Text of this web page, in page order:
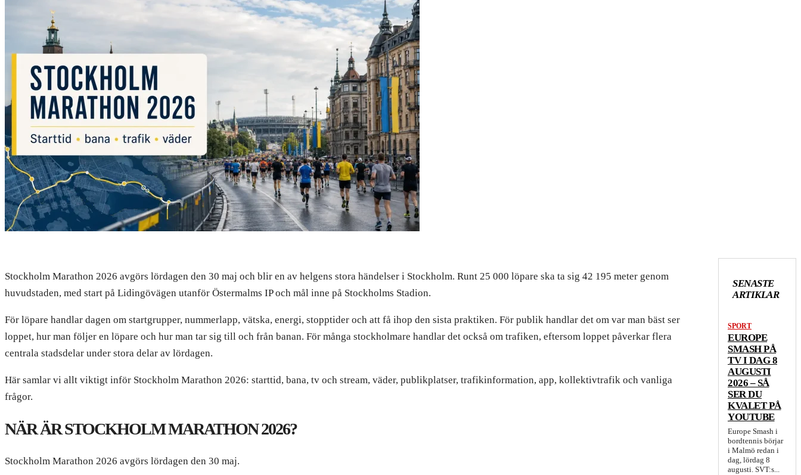
Stockholm Marathon 2026 avgörs lördagen den 30 maj och blir en av helgens stora händelser i Stockholm. Runt 25 000 löpare ska ta sig 42 195 meter genom
huvudstaden, med start på Lidingövägen utanför Östermalms IP och mål inne på Stockholms Stadion.
För löpare handlar dagen om startgrupper, nummerlapp, vätska, energi, stopptider och att få ihop den sista praktiken. För publik handlar det om var man bäst ser
loppet, hur man följer en löpare och hur man tar sig till och från banan. För många stockholmare handlar det också om trafiken, eftersom loppet påverkar flera
centrala stadsdelar under stora delar av lördagen.
Här samlar vi allt viktigt inför Stockholm Marathon 2026: starttid, bana, tv och stream, väder, publikplatser, trafikinformation, app, kollektivtrafik och vanliga
frågor.
NÄR ÄR STOCKHOLM MARATHON 2026?
Stockholm Marathon 2026 avgörs lördagen den 30 maj.
SENASTE
ARTIKLAR
SPORT
EUROPE
SMASH PÅ
TV I DAG 8
AUGUSTI
2026 – SÅ
SER DU
KVALET PÅ
YOUTUBE
Europe Smash i
bordtennis börjar
i Malmö redan i
dag, lördag 8
augusti. SVT:s...